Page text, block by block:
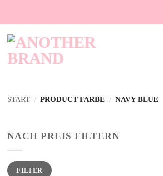
springen
START / PRODUCT FARBE / NAVY BLUE
NACH PREIS FILTERN
Min.
Preis
Max.
PreisFILTER